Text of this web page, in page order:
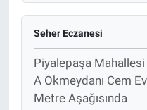
Seher Eczanesi
Piyalepaşa
A Okmeydanı Cem
Metre Aşağısında